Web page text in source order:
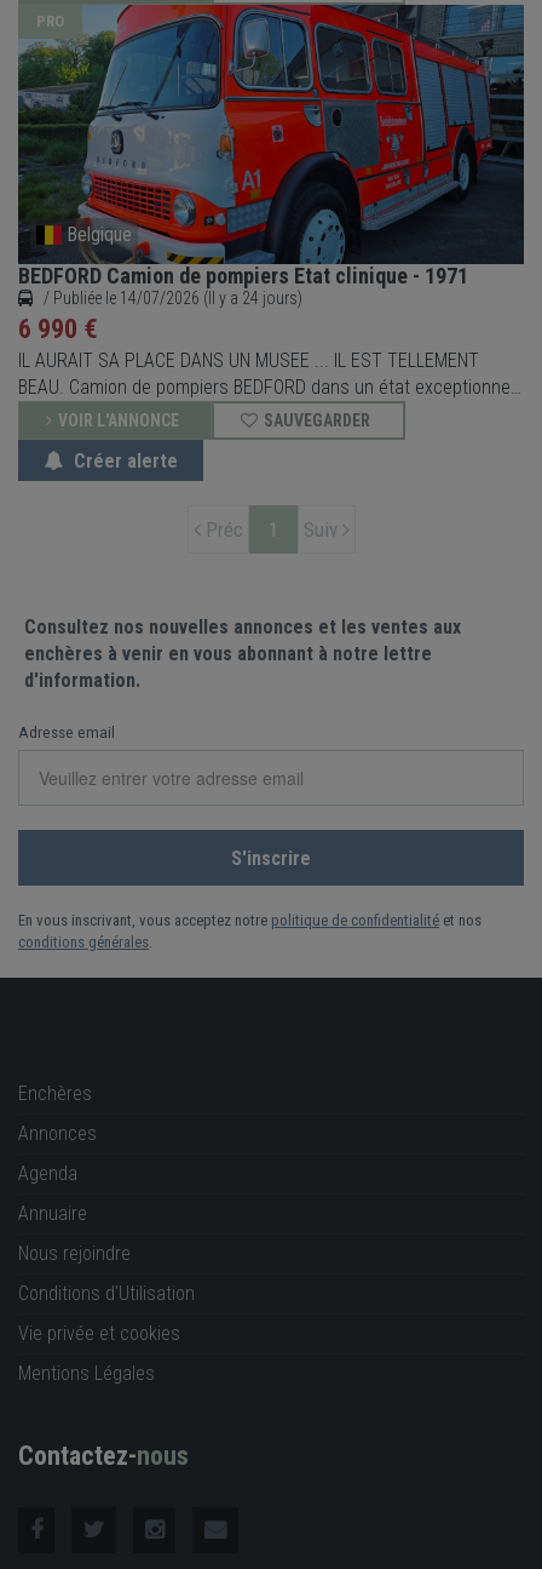
collection . FFVE . Pour plus d'infos , appel en fin de journée .
Faire une offre .
PRO
Belgique
BEDFORD Camion de pompiers Etat clinique - 1971
/ Publiée le 14/07/2026 (Il y a 24 jours)
6 990 €
IL AURAIT SA PLACE DANS UN MUSEE ... IL EST TELLEMENT
BEAU. Camion de pompiers BEDFORD dans un état exceptionnel.
Il a encore sa carte grise d' époque et appartenait aux services
de pompiers d' Herentals (voir ancienne carte grise en annexe).
Il est resté en leur possession jusqu'à aujourd'
VOIR L'ANNONCE SAUVEGARDER
Créer alerte
Préc 1 Suiv
Consultez nos nouvelles annonces et les ventes aux
enchères à venir en vous abonnant à notre lettre
d'information.
Adresse email
En vous inscrivant, vous acceptez notre politique de confidentialité et nos
conditions générales.
Enchères
Annonces
Agenda
Annuaire
Nous rejoindre
Conditions d'Utilisation
Vie privée et cookies
Mentions Légales
Contactez-nous